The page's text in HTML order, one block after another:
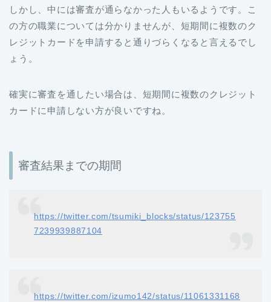
しかし、中には審査が通らなかった人もいるようです。こ
の方の職業については分かりませんが、短期間に複数のク
レジットカードを申請すると通りづらくなると言えるでし
ょう。
確実に審査を通したい場合は、短期間に複数のクレジット
カードに申請しない方が良いですね。
審査結果までの期間
https://twitter.com/tsumiki_blocks/status/123755
7239939887104
https://twitter.com/izumo142/status/11061331168